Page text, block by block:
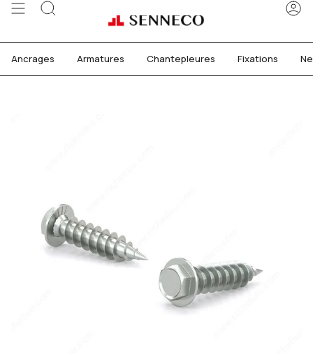
Passer
page
Recherche
Ancrages Armatures Chantepleures Fixations